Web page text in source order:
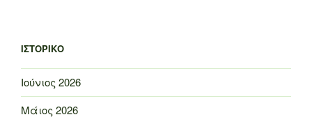
ΙΣΤΟΡΙΚΌ
Ιούνιος 2026
Μάιος 2026